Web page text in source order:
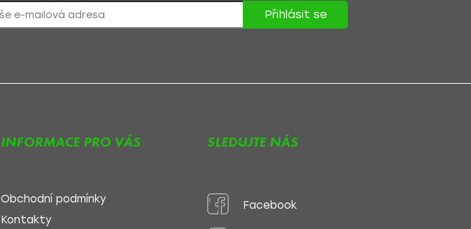
Přihlásit se
INFORMACE PRO VÁS
Obchodní podmínky
Kontakty
SLEDUJTE NÁS
Facebook